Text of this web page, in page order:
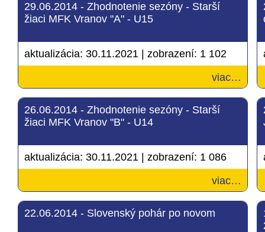
29.06.2014 - Zhodnotenie sezóny - Starší
žiaci MFK Vranov "A" - U15
aktualizácia: 30.11.2021 zobrazení: 1 102
viac…
26.06.2014 - Zhodnotenie sezóny - Starší
žiaci MFK Vranov "B" - U14
aktualizácia: 30.11.2021 zobrazení: 1 086
viac…
22.06.2014 - Slovenský pohár po novom